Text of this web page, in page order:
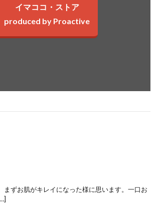
イマココ・ストア
produced by Proactive
ずお肌がキレイになった様に思います。一口お